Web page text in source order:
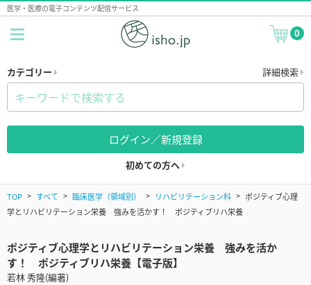
医学・医療の電子コンテンツ配信サービス
0
カテゴリー 詳細検索
ログイン／新規登録
初めての方へ
TOP すべて 臨床医学（領域別） リハビリテーション科
ポジティブ心理
学とリハビリテーション栄養 強みを活かす！ ポジティブリハ栄養
ポジティブ心理学とリハビリテーション栄養 強みを活か
す！ ポジティブリハ栄養【電子版】
若林 秀隆(編著)